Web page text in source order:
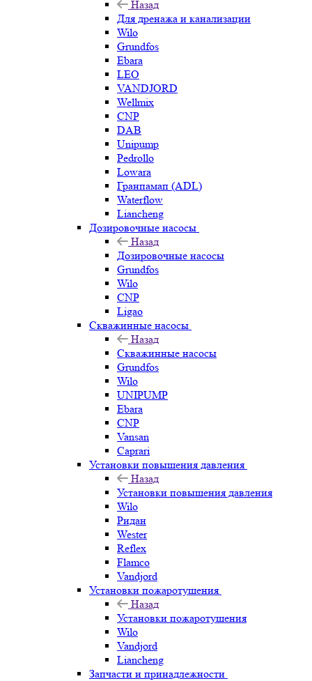
Назад
Для дренажа и канализации
Wilo
Grundfos
Ebara
LEO
VANDJORD
Wellmix
CNP
DAB
Unipump
Pedrollo
Lowara
Гранпамап (ADL)
Waterflow
Liancheng
Дозировочные насосы
Назад
Дозировочные насосы
Grundfos
Wilo
CNP
Ligao
Скважинные насосы
Назад
Скважинные насосы
Grundfos
Wilo
UNIPUMP
Ebara
CNP
Vansan
Caprari
Установки повышения давления
Назад
Установки повышения давления
Wilo
Ридан
Wester
Reflex
Flamco
Vandjord
Установки пожаротушения
Назад
Установки пожаротушения
Wilo
Vandjord
Liancheng
Запчасти и принадлежности